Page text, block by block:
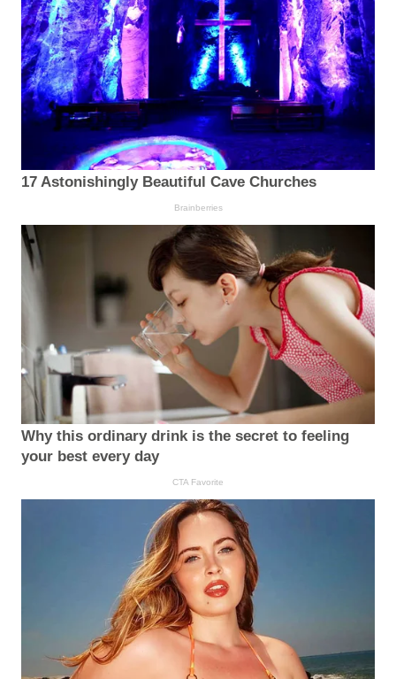
17 Astonishingly Beautiful Cave Churches
Brainberries
Why this ordinary drink is the secret to feeling
your best every day
CTA Favorite